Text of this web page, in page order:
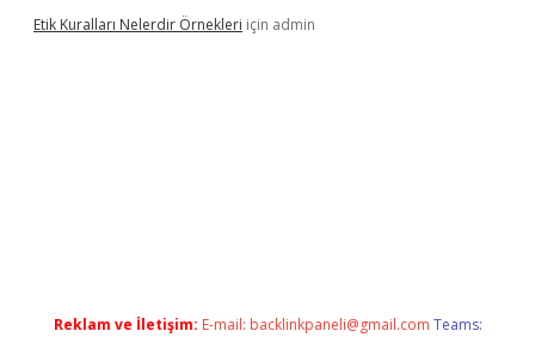
Etik Kuralları Nelerdir Örnekleri için admin
Reklam ve İletişim: E-mail: backlinkpaneli@gmail.com Teams: